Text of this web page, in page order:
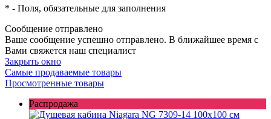
* - Поля, обязательные для заполнения
Сообщение отправлено
Ваше сообщение успешно отправлено. В ближайшее время с
Вами свяжется наш специалист
Закрыть окно
Самые продаваемые товары
Просмотренные товары
Распродажа